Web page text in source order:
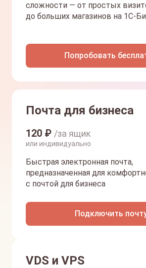
сложности — от простых
до больших магазинов на 1С-
Попробовать
Почта для бизнеса
120 ₽ /за ящик
или индивидуально
Быстрая электронная почта,
предназначенная для
с почтой для бизнеса
Подключить
VDS и VPS